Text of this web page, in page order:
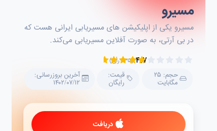
مسیرو
مسیرو یکی از اپلیکیشن های مسیریابی ایرانی هست که
در بی آرتی، به صورت آفلاین مسیریابی می‌کند.
۴.۷ (۲۳۵ رأی)
حجم: ۲۵
مگابایت
قیمت:
رایگان
آخرین بروزرسانی:
۱۴۰۲/۰۷/۱۲
دریافت